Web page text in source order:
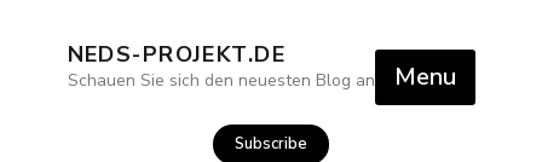
NEDS-PROJEKT.DE
Schauen Sie sich den neuesten Blog an Menu
Subscribe